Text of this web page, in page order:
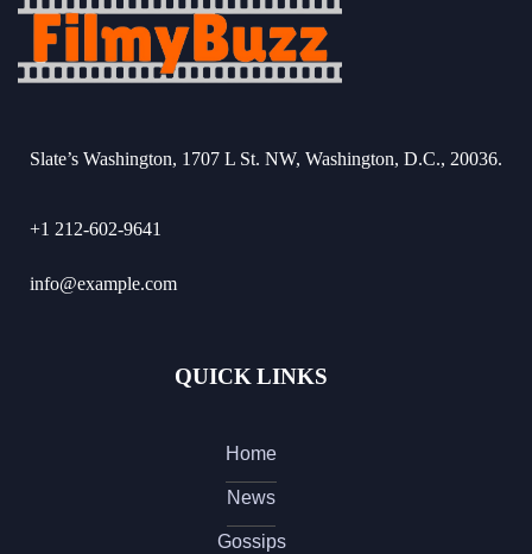
Slate’s Washington, 1707 L St. NW, Washington, D.C., 20036.
+1 212-602-9641
info@example.com
QUICK LINKS
Home
News
Gossips